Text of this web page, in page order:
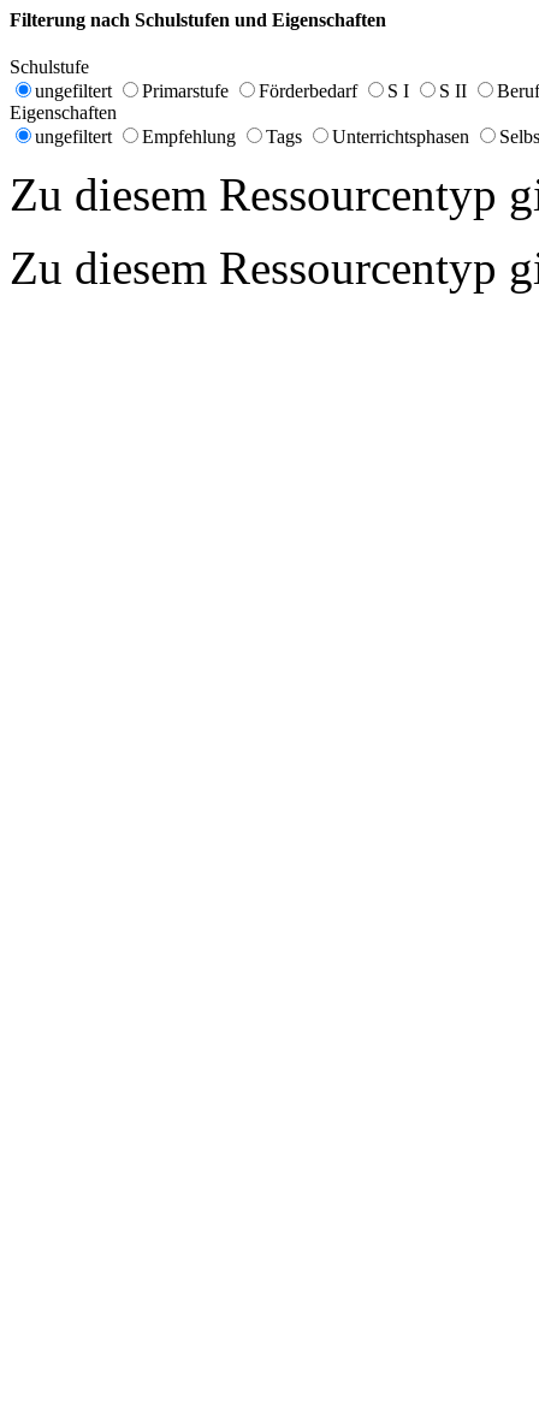
Filterung nach Schulstufen und Eigenschaften
Schulstufe
ungefiltert
Primarstufe Förderbedarf S I S II
Eigenschaften
ungefiltert
Empfehlung Tags Unterrichtsphasen
Zu diesem Ressourcentyp
Zu diesem Ressourcentyp